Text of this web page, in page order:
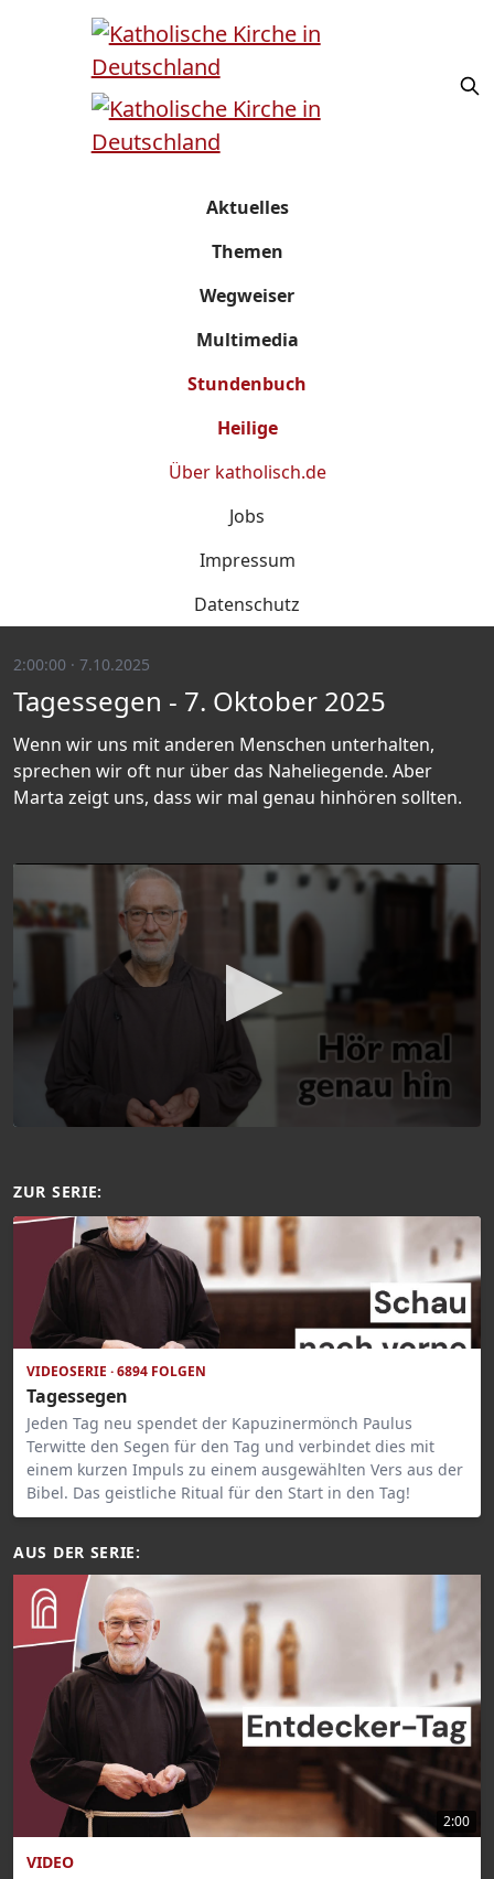
Aktuelles
Themen
Wegweiser
Multimedia
Stundenbuch
Heilige
Über katholisch.de
Jobs
Impressum
Datenschutz
2:00:00 · 7.10.2025
Tagessegen - 7. Oktober 2025
Wenn wir uns mit anderen Menschen unterhalten,
sprechen wir oft nur über das Naheliegende. Aber
Marta zeigt uns, dass wir mal genau hinhören sollten.
ZUR SERIE:
VIDEOSERIE · 6894 FOLGEN
Tagessegen
Jeden Tag neu spendet der Kapuzinermönch Paulus
Terwitte den Segen für den Tag und verbindet dies mit
einem kurzen Impuls zu einem ausgewählten Vers aus der
Bibel. Das geistliche Ritual für den Start in den Tag!
AUS DER SERIE:
2:00
VIDEO